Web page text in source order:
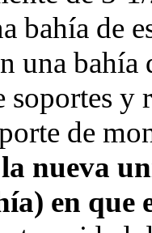
bahía de
una bahía
soportes
de
nueva
en que